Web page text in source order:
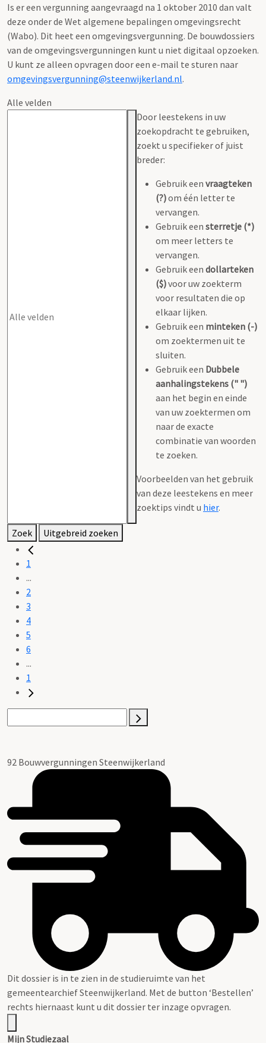
Is er een vergunning aangevraagd na 1 oktober 2010 dan valt
deze onder de Wet algemene bepalingen omgevingsrecht
(Wabo). Dit heet een omgevingsvergunning. De bouwdossiers
van de omgevingsvergunningen kunt u niet digitaal opzoeken.
U kunt ze alleen opvragen door een e-mail te sturen naar
omgevingsvergunning@steenwijkerland.nl.
Alle velden
Door leestekens in uw
zoekopdracht te gebruiken,
zoekt u specifieker of juist
breder:
Gebruik een vraagteken
(?)om één letter te
vervangen.
Gebruik een sterretje (*)
om meer letters te
vervangen.
Gebruik een dollarteken
($)voor uw zoekterm
voor resultaten die op
elkaar lijken.
Gebruik een minteken (-)
om zoektermen uit te
sluiten.
Gebruik een Dubbele
aanhalingstekens (" ")
aan het begin en einde
van uw zoektermen om
naar de exacte
combinatie van woorden
te zoeken.
Voorbeelden van het gebruik
van deze leestekens en meer
zoektips vindt u hier.
Zoek Uitgebreid zoeken
1
...
2
3
4
5
6
...
1
92 Bouwvergunningen Steenwijkerland
Dit dossier is in te zien in de studieruimte van het
gemeentearchief Steenwijkerland. Met de button ‘Bestellen’
rechts hiernaast kunt u dit dossier ter inzage opvragen.
Mijn Studiezaal